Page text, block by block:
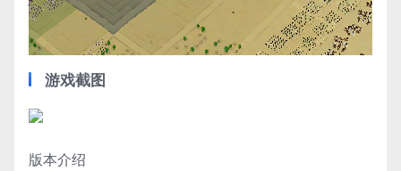
Video
游戏截图
版本介绍